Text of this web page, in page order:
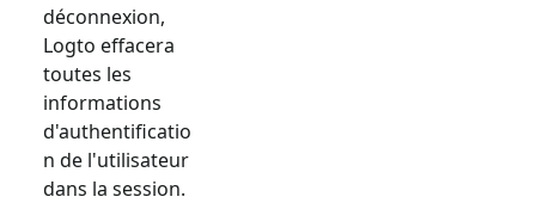
déconnexion,
Logto effacera
toutes les
informations
d'authentificatio
n de l'utilisateur
dans la session.